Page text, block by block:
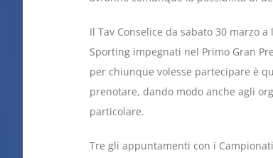
Il Tav Conselice da sabato 30 marzo
Sporting impegnati nel Primo Gran
per chiunque volesse partecipare è
prenotare, dando modo anche agli
particolare.
Tre gli appuntamenti con i